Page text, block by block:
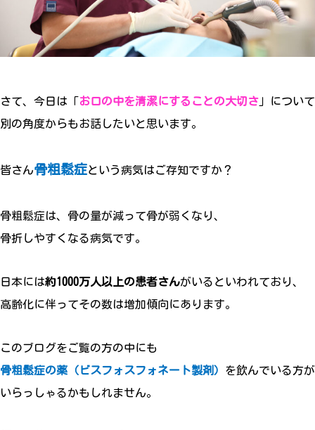
さて、今日は「お口の中を清潔にすることの大切さ 」について
別の角度からもお話したいと思います。
皆さん骨粗鬆症という病気はご存知ですか？
骨粗鬆症は、骨の量が減って骨が弱くなり、
骨折しやすくなる病気です。
日本には約1000万人以上の患者さんがいるといわれており、
高齢化に伴ってその数は増加傾向にあります。
このブログをご覧の方の中にも
骨粗鬆症の薬（ビスフォスフォネート製剤） を飲んでいる方が
いらっしゃるかもしれません。